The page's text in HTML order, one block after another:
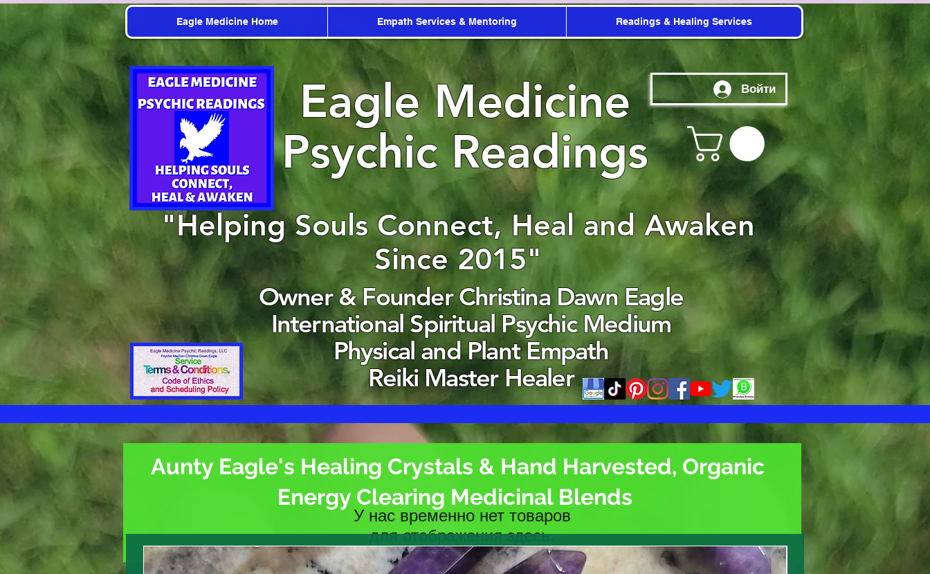
Eagle Medicine Home Empath Services & Mentoring Readings & Healing Services
Войти
Eagle Medicine
Psychic Readings
"Helping Souls Connect, Heal and Awaken
Since 2015"
Owner & Founder Christina Dawn Eagle
International Spiritual Psychic Medium
Physical and Plant Empath
Reiki Master Healer
У нас временно нет товаров
для отображения здесь.
Aunty Eagle's Healing Crystals & Hand Harvested, Organic
Energy Clearing Medicinal Blends